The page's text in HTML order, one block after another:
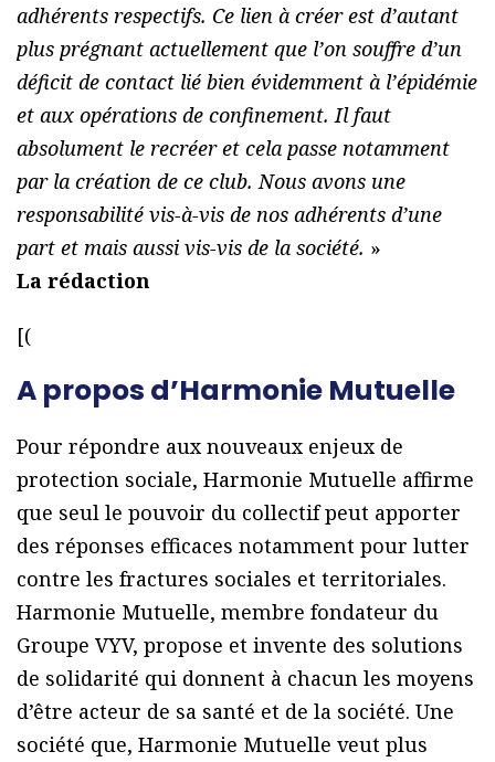
adhérents respectifs. Ce lien à créer est d’autant
plus prégnant actuellement que l’on souffre d’un
déficit de contact lié bien évidemment à l’épidémie
et aux opérations de confinement. Il faut
absolument le recréer et cela passe notamment
par la création de ce club. Nous avons une
responsabilité vis-à-vis de nos adhérents d’une
part et mais aussi vis-vis de la société. »
La rédaction
[(
A propos d’Harmonie Mutuelle
Pour répondre aux nouveaux enjeux de
protection sociale, Harmonie Mutuelle affirme
que seul le pouvoir du collectif peut apporter
des réponses efficaces notamment pour lutter
contre les fractures sociales et territoriales.
Harmonie Mutuelle, membre fondateur du
Groupe VYV, propose et invente des solutions
de solidarité qui donnent à chacun les moyens
d’être acteur de sa santé et de la société. Une
société que, Harmonie Mutuelle veut plus